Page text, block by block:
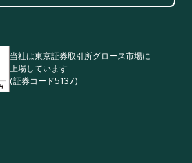
当社は東京証券取引所グロース市場に
上場しています
(証券コード5137)